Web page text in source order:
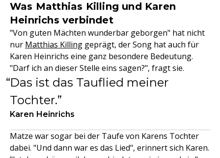
Was Matthias Killing und Karen
Heinrichs verbindet
"Von guten Mächten wunderbar geborgen" hat nicht
nur Matthias Killing geprägt, der Song hat auch für
Karen Heinrichs eine ganz besondere Bedeutung.
"Darf ich an dieser Stelle eins sagen?", fragt sie.
Das ist das Tauflied meiner
Tochter.
Karen Heinrichs
Matze war sogar bei der Taufe von Karens Tochter
dabei. "Und dann war es das Lied", erinnert sich Karen.